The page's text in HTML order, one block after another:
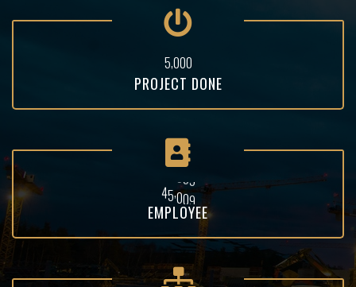
5,000
PROJECT DONE
45,009
EMPLOYEE